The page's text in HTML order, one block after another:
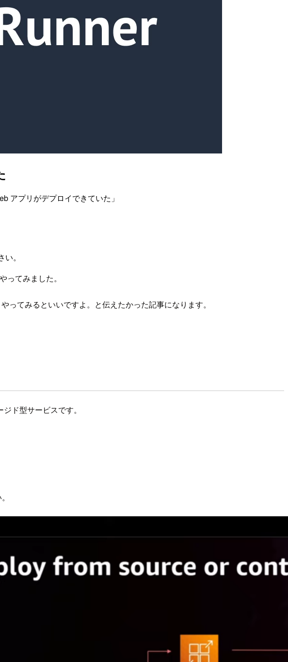
アプリがデプロイできていた」
。
てみました。
てみるといいですよ。と伝えたかった記事になります。
ド型サービスです。